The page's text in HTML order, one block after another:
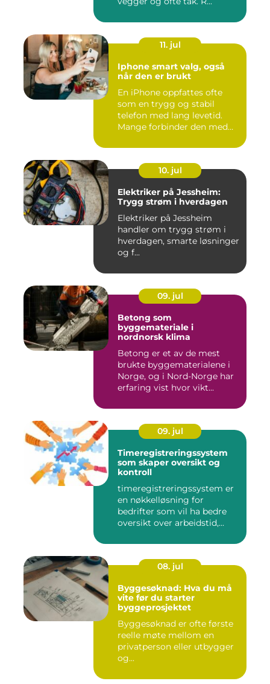
11. jul
Iphone smart valg, også
når den er brukt
En iPhone oppfattes ofte
som en trygg og stabil
telefon med lang levetid.
Mange forbinder den med
10. jul
Elektriker på Jessheim:
Trygg strøm i hverdagen
Elektriker på Jessheim
handler om trygg strøm i
hverdagen, smarte løsninger
og f...
09. jul
Betong som
byggemateriale i
nordnorsk klima
Betong er et av de mest
brukte byggematerialene i
Norge, og i Nord-Norge har
erfaring vist hvor vikt...
09. jul
Timeregistreringssystem
som skaper oversikt og
kontroll
timeregistreringssystem er
en nøkkelløsning for
bedrifter som vil ha bedre
oversikt over arbeidstid,...
08. jul
Byggesøknad: Hva du må
vite før du starter
byggeprosjektet
Byggesøknad er ofte første
reelle møte mellom en
privatperson eller utbygger
og...